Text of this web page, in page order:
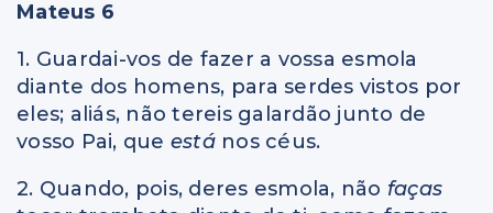
Mateus 6
1. Guardai-vos de fazer a vossa esmola
diante dos homens, para serdes vistos por
eles; aliás, não tereis galardão junto de
vosso Pai, que está nos céus.
2. Quando, pois, deres esmola, não faças